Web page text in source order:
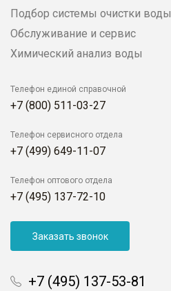
Подбор системы очистки воды
Обслуживание и сервис
Химический анализ воды
Телефон единой справочной
+7 (800) 511-03-27
Телефон сервисного отдела
+7 (499) 649-11-07
Телефон оптового отдела
+7 (495) 137-72-10
Заказать звонок
+7 (495) 137-53-81